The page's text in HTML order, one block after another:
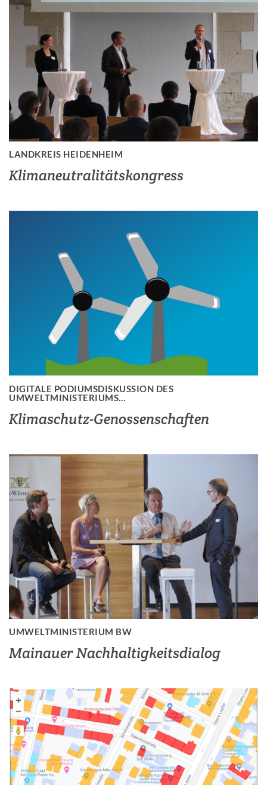
LANDKREIS HEIDENHEIM
Klimaneutralitätskongress
DIGITALE PODIUMSDISKUSSION DES
UMWELTMINISTERIUMS…
Klimaschutz-Genossenschaften
UMWELTMINISTERIUM BW
Mainauer Nachhaltigkeitsdialog